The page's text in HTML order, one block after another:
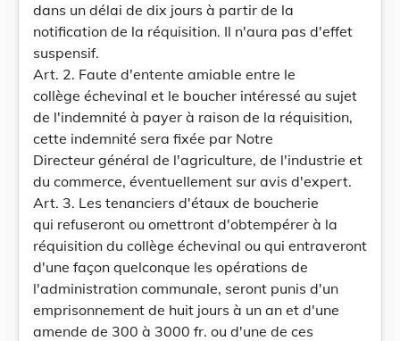
dans un délai de dix jours à partir de la
notification de la réquisition. Il n'aura pas d'effet
suspensif.
Art. 2. Faute d'entente amiable entre le
collège échevinal et le boucher intéressé au sujet
de l'indemnité à payer à raison de la réquisition,
cette indemnité sera fixée par Notre
Directeur général de l'agriculture, de l'industrie et
du commerce, éventuellement sur avis d'expert.
Art. 3. Les tenanciers d'étaux de boucherie
qui refuseront ou omettront d'obtempérer à la
réquisition du collège échevinal ou qui entraveront
d'une façon quelconque les opérations de
l'administration communale, seront punis d'un
emprisonnement de huit jours à un an et d'une
amende de 300 à 3000 fr. ou d'une de ces